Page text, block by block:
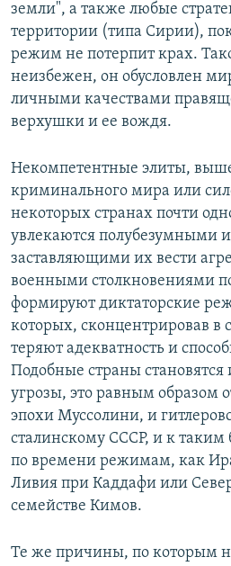
земли", а также любые
территории (типа Сирии),
режим не потерпит крах.
неизбежен, он обусловлен
личными качествами
верхушки и ее вождя.
Некомпетентные элиты,
криминального мира или
некоторых странах почти
увлекаются полубезумными
заставляющими их вести
военными столкновениями
формируют диктаторские
которых, сконцентрировав в
теряют адекватность и
Подобные страны
угрозы, это равным образом
эпохи Муссолини, и
сталинскому СССР, и к
по времени режимам, как
Ливия при Каддафи или
семействе Кимов.
Те же причины, по которым